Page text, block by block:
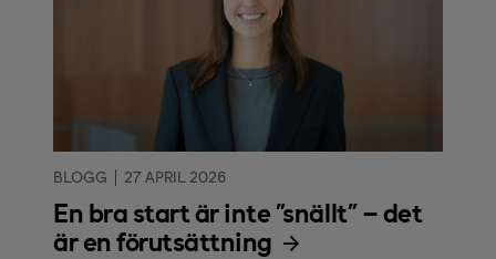
BLOGG 27 APRIL 2026
En bra start är inte ”snällt” – det
är en förutsättning